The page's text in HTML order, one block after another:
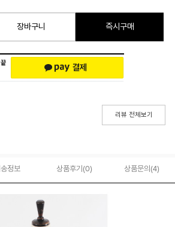
장바구니 즉시구매
리뷰 전체보기
정보 상품후기(0) 상품문의 (4)